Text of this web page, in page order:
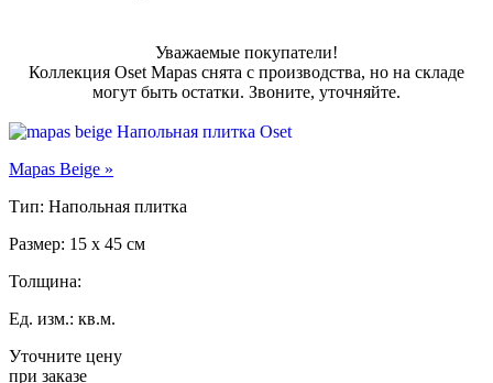
Уважаемые покупатели!
Коллекция Oset Mapas снята с производства, но на складе
могут быть остатки. Звоните, уточняйте.
Mapas Beige »
Тип: Напольная плитка
Размер: 15 x 45 см
Толщина:
Ед. изм.: кв.м.
Уточните цену
при заказе